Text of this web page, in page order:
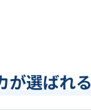
が選ばれ